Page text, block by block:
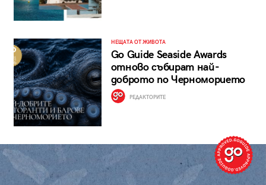
НЕЩАТА ОТ ЖИВОТА
Go Guide Seaside Awards
отново събират най-
доброто по Черноморието
РЕДАКТОРИТЕ